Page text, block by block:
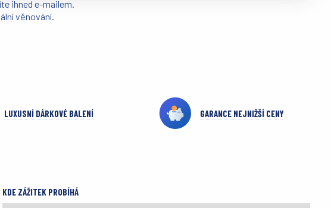
ihned e-mailem.
věnování.
LUXUSNÍ DÁRKOVÉ BALENÍ GARANCE NEJNIŽŠÍ CENY
KDE ZÁŽITEK PROBÍHÁ